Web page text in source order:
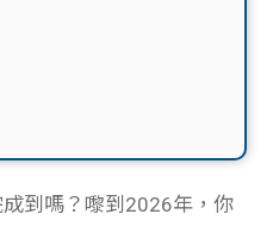
到嗎？嚟到2026年，你